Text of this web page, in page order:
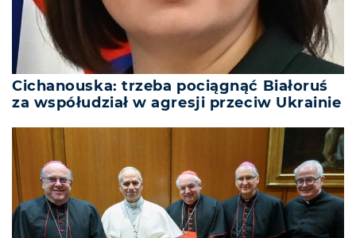
Cichanouska: trzeba pociągnąć Białoruś
za współudział w agresji przeciw Ukrainie